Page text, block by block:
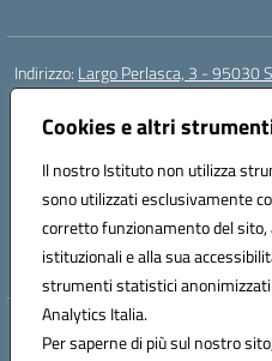
Cookies e altri
Il nostro Istituto non utilizza
sono utilizzati esclusivamente
corretto funzionamento del
istituzionali e alla sua
strumenti statistici anonimizzati
Analytics Italia.
Per saperne di più sul nostro
Indirizzo: Largo Perlasca, 3 - 95030
Centralino:
Posta elettronica certificata (PEC):
Codice fiscale: 93253680875
Codice meccanografico:CTIC8BL002
Codice Indice delle Pubbliche
Codice unico di fatturazione (CUF):
Hosting &